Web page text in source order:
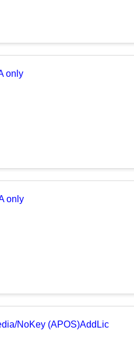
only
only
NoKey (APOS)AddLic